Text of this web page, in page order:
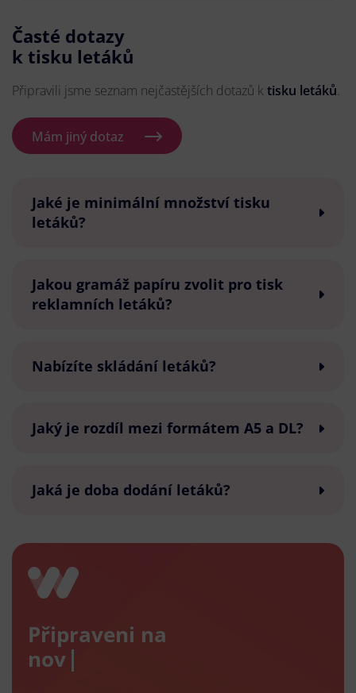
Časté dotazy
k tisku letáků
Připravili jsme seznam nejčastějších dotazů k tisku letáků.
Mám jiný dotaz
Jaké je minimální množství tisku
letáků?
Jakou gramáž papíru zvolit pro tisk
reklamních letáků?
Nabízíte skládání letáků?
Jaký je rozdíl mezi formátem A5 a DL?
Jaká je doba dodání letáků?
Připraveni na
nový e-s